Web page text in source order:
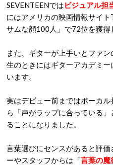
SEVENTEENではビジュアル担
にはアメリカの映画情報サイ
サムな顔100人」で72位を獲得
また、ギターが上手いとファ
生のときにはギターアカデミ
います。
実はデビュー前まではボーカ
ら「声がラップに合っている
ることになりました。
言葉選びにセンスがあると評
ーやスタッフからは「言葉の魔